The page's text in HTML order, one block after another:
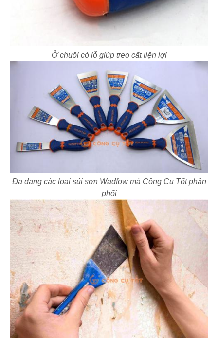
Ở chuôi có lỗ giúp treo cất liện lợi
Đa dạng các loại sủi sơn Wadfow mà Công Cụ Tốt phân
phối